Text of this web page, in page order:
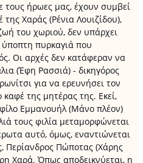
ήρωες μας, έχουν συμβεί
Χαράς (Ρένια Λουιζίδου),
του χωριού, δεν υπάρχει
πυρκαγιά που
Οι αρχές δεν κατάφεραν να
(Έφη Ρασσιά) - δικηγόρος
για να ερευνήσει τον
της μητέρας της. Εκεί,
Εμμανουήλ (Μάνο πλέον)
τους φιλία μεταμορφώνεται
αυτό, όμως, εναντιώνεται
Περίανδρος Πώποτας (Χάρης
Χαρά. Όπως αποδεικνύεται, η